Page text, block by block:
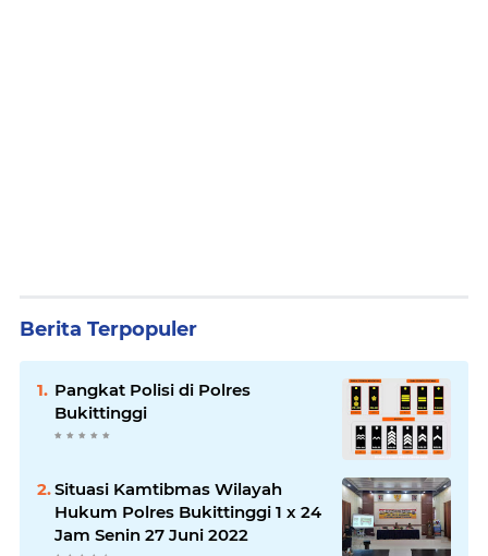
Berita Terpopuler
Pangkat Polisi di Polres
Bukittinggi
Situasi Kamtibmas Wilayah
Hukum Polres Bukittinggi 1 x 24
Jam Senin 27 Juni 2022